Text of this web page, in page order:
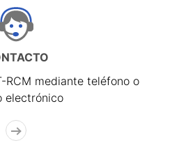
RCM mediante teléfono o
electrónico